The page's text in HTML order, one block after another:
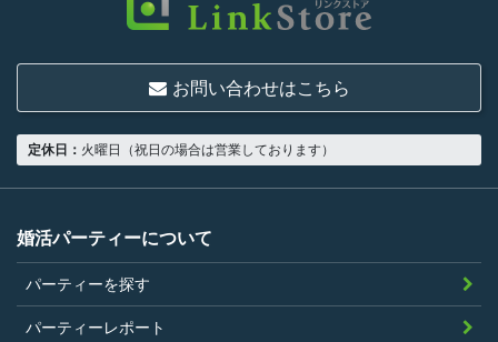
18歳以上の独身者であること
男性は収入があること
当社の指定する環境でサービスを利用で
当社が企画するパーティープランに設定
されている年齢条件にあてはまっている
こと。
参加条件があり証明書が必要なパーティ
お問い合わせはこちら
定休日： 火曜日（祝日の場合は営業しております）
婚活パーティーについて
パーティーを探す
パーティーレポート